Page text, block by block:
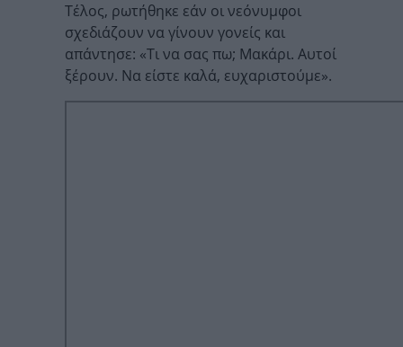
Τέλος, ρωτήθηκε εάν οι νεόνυμφοι
σχεδιάζουν να γίνουν γονείς και
απάντησε: «Τι να σας πω; Μακάρι. Αυτοί
ξέρουν. Να είστε καλά, ευχαριστούμε».